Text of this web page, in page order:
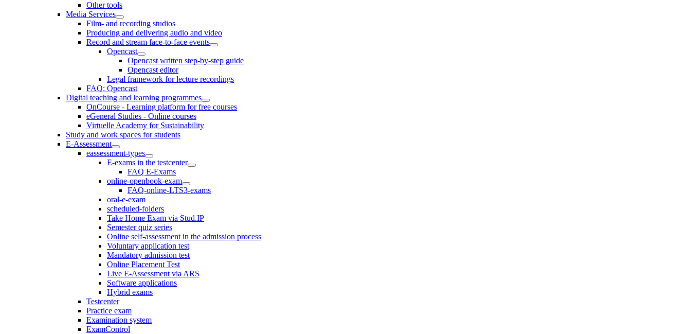
Other tools
Media Services
Film- and recording studios
Producing and delivering audio and video
Record and stream face-to-face events
Opencast
Opencast written step-by-step guide
Opencast editor
Legal framework for lecture recordings
FAQ: Opencast
Digital teaching and learning programmes
OnCourse - Learning platform for free courses
eGeneral Studies - Online courses
Virtuelle Academy for Sustainability
Study and work spaces for students
E-Assessment
eassessment-types
E-exams in the testcenter
FAQ E-Exams
online-openbook-exam
FAQ-online-LTS3-exams
oral-e-exam
scheduled-folders
Take Home Exam via Stud.IP
Semester quiz series
Online self-assessment in the admission process
Voluntary application test
Mandatory admission test
Online Placement Test
Live E-Assessment via ARS
Software applications
Hybrid exams
Testcenter
Practice exam
Examination system
ExamControl